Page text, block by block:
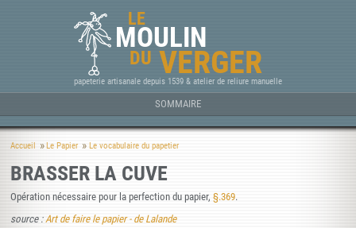
LE
MOULIN
DU VERGER
papeterie artisanale depuis 1539 & atelier de reliure manuelle
SOMMAIRE
Accueil Le Papier Le vocabulaire du papetier
BRASSER LA CUVE
Opération nécessaire pour la perfection du papier, §.369.
source : Art de faire le papier - de Lalande